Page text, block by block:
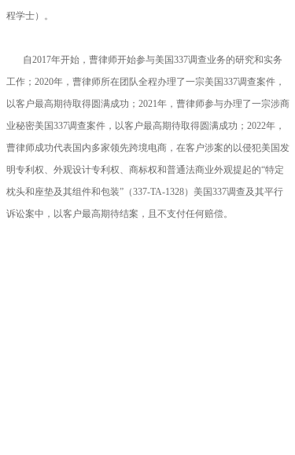
程学士）。
自2017年开始，曹律师开始参与美国337调查业务的研究和实务
工作；2020年，曹律师所在团队全程办理了一宗美国337调查案件，
以客户最高期待取得圆满成功；2021年，曹律师参与办理了一宗涉商
业秘密美国337调查案件，以客户最高期待取得圆满成功；2022年，
曹律师成功代表国内多家领先跨境电商，在客户涉案的以侵犯美国发
明专利权、外观设计专利权、商标权和普通法商业外观提起的“特定
枕头和座垫及其组件和包装”（337-TA-1328）美国337调查及其平行
诉讼案中，以客户最高期待结案，且不支付任何赔偿。